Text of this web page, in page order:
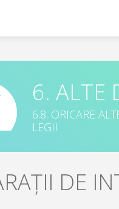
6. ALTE
6.8. ORICARE
LEGII
DE